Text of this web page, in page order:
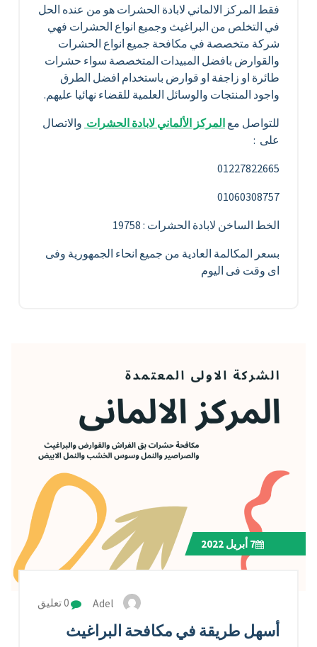
فقط المركز الالماني لابادة الحشرات هو من عنده الحل
في التخلص من البراغيث وجميع انواع الحشرات فهي
شركة متخصصة في مكافحة جميع انواع الحشرات
والقوارض بافضل المبيدات المتخصصة سواء حشرات
طائرة او زاجفة او قوارض باستخدام افضل الطرق
واجود المنتجات والوسائل العلمية للقضاء نهائيا عليهم.
للتواصل معالمركز الألماني لابادة الحشراتوالاتصال
على :
01227822665
01060308757
الخط الساخن لابادة الحشرات : 19758
بسعر المكالمة العادية من جميع انحاء الجمهورية وفى
اى وقت فى اليوم
7أبريل 2022
Adel 0 تعليق
أسهل طريقة في مكافحة البراغيث